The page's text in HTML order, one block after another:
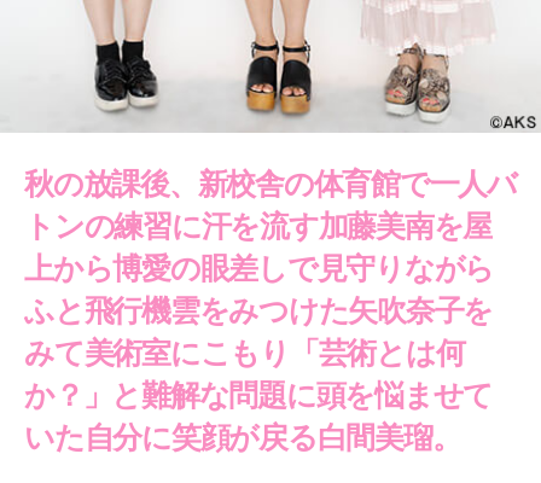
秋の放課後、新校舎の体育館で一人バ
トンの練習に汗を流す加藤美南を屋
上から博愛の眼差しで見守りながら
ふと飛行機雲をみつけた矢吹奈子を
みて美術室にこもり「芸術とは何
か？」と難解な問題に頭を悩ませて
いた自分に笑顔が戻る白間美瑠。